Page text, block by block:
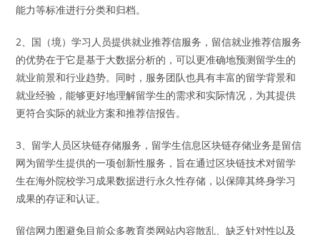
能力等标准进行分类和归档。
2、国（境）学习人员提供就业推荐信服务，留信就业推荐信服务
的优势在于它是基于大数据分析的，可以更准确地预测留学生的
就业前景和行业趋势。同时，服务团队也具有丰富的留学背景和
就业经验，能够更好地理解留学生的需求和实际情况，为其提供
更符合实际的就业方案和推荐信报告。
3、留学人员区块链存储服务，留学生信息区块链存储业务是留信
网为留学生提供的一项创新性服务，旨在通过区块链技术对留学
生在海外院校学习成果数据进行永久性存储，以保障其终身学习
成果的存证和认证。
留信网力图避免目前众多教育类网站内容散乱、缺乏针对性以及